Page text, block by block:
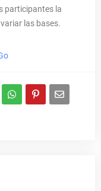
participantes la
las bases.